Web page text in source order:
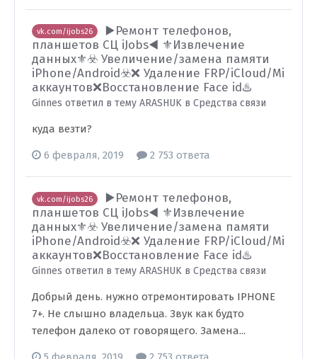
vk.com/ijobs26
▶️Ремонт телефонов,
планшетов СЦ iJobs◀️ ⚜️Извлечение
данных⚜️☣️ Увеличение/замена памяти
iPhone/Android☣️❌ Удаление FRP/iCloud/Mi
аккаунтов❌Восстановление Face id♨️
Ginnes ответил в тему ARASHUK в Средства связи
куда везти?
6 февраля, 2019 2 753 ответа
vk.com/ijobs26
▶️Ремонт телефонов,
планшетов СЦ iJobs◀️ ⚜️Извлечение
данных⚜️☣️ Увеличение/замена памяти
iPhone/Android☣️❌ Удаление FRP/iCloud/Mi
аккаунтов❌Восстановление Face id♨️
Ginnes ответил в тему ARASHUK в Средства связи
Добрый день. нужно отремонтировать IPHONE
7+. Не слышно владельца. Звук как будто
телефон далеко от говорящего. Замена...